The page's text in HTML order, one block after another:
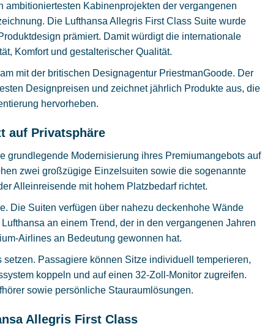
ambitioniertesten Kabinenprojekten der vergangenen
Die Lufthansa Allegris First Class Suite wurde
prämiert. Damit würdigt die internationale
Komfort und gestalterischer Qualität.
mit der britischen Designagentur PriestmanGoode. Der
Designpreisen und zeichnet jährlich Produkte aus, die
hervorheben.
auf Privatsphäre
grundlegende Modernisierung ihres Premiumangebots auf
zwei großzügige Einzelsuiten sowie die sogenannte
Alleinreisende mit hohem Platzbedarf richtet.
Die Suiten verfügen über nahezu deckenhohe Wände
an einem Trend, der in den vergangenen Jahren
Airlines an Bedeutung gewonnen hat.
Passagiere können Sitze individuell temperieren,
koppeln und auf einen 32-Zoll-Monitor zugreifen.
sowie persönliche Stauraumlösungen.
Allegris First Class